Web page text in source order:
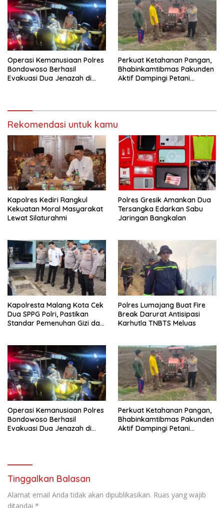
Operasi Kemanusiaan Polres
Bondowoso Berhasil
Evakuasi Dua Jenazah di
Perkuat Ketahanan Pangan,
Bhabinkamtibmas Pakunden
Aktif Dampingi Petani
Rekomendasi untuk kamu
Kapolres Kediri Rangkul
Kekuatan Moral Masyarakat
Lewat Silaturahmi
Polres Gresik Amankan Dua
Tersangka Edarkan Sabu
Jaringan Bangkalan
Kapolresta Malang Kota Cek
Dua SPPG Polri, Pastikan
Standar Pemenuhan Gizi dan
Polres Lumajang Buat Fire
Break Darurat Antisipasi
Karhutla TNBTS Meluas
Operasi Kemanusiaan Polres
Bondowoso Berhasil
Evakuasi Dua Jenazah di
Perkuat Ketahanan Pangan,
Bhabinkamtibmas Pakunden
Aktif Dampingi Petani
Tinggalkan Balasan
Alamat email Anda tidak akan dipublikasikan. Ruas yang wajib
ditandai *